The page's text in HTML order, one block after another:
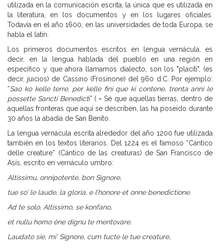
utilizada en la comunicación escrita, la única que es utilizada en
la literatura, en los documentos y en los lugares oficiales.
Todavía en el año 1600, en las universidades de toda Europa, se
habla el latín.
Los primeros documentos escritos en lengua vernácula, es
decir, en la lengua hablada del pueblo en una región en
específico y que ahora llamamos dialecto, son los "placiti", (es
decir, juicios) de Cassino (Frosinone) del 960 d.C. Por ejemplo:
“Sao ko kelle terre, per kelle fini que ki contene, trenta anni le
possette Sancti Benedicti” ( = Sé que aquellas tierras, dentro de
aquellas fronteras que aquí se describen, las ha poseído durante
30 años la abadía de San Benito.
La lengua vernácula escrita alrededor del año 1200 fue utilizada
también en los textos literarios. Del 1224 es el famoso “Cantico
delle creature” (Cántico de las creaturas) de San Francisco de
Asís, escrito en vernáculo umbro:
Altissimu, onnipotente, bon Signore,
tue so’ le laude, la gloria, e l’honore et onne benedictione.
Ad te solo, Altissimo, se konfano,
et nullu homo ène dignu te mentovare.
Laudato sie, mi’ Signore, cum tucte le tue creature,